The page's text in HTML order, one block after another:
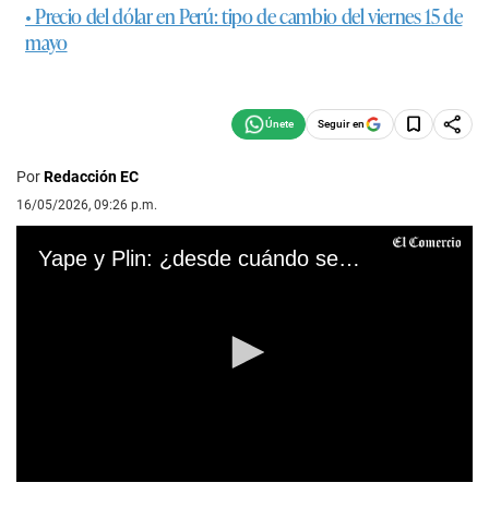
• Precio del dólar en Perú: tipo de cambio del viernes 15 de
mayo
Seguir en
PorRedacción EC
16/05/2026, 09:26 p.m.
Yape y Plin: ¿desde cuándo se podrán hacer transferencias entre ambas billeteras?